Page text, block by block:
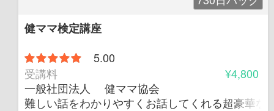
健ママ検定講座
5.00
受講料
¥4,800
一般社団法人 健ママ協会
難しい話をわかりやすくお話してくれる超豪華な